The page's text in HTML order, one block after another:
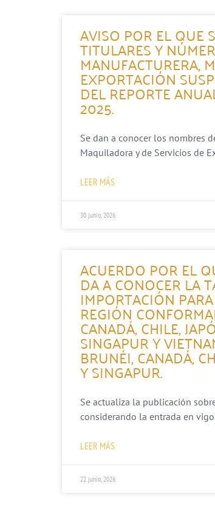
AVISO POR EL QUE
TITULARES Y
MANUFACTURERA,
EXPORTACIÓN
DEL REPORTE
2025.
Se dan a conocer los nombres
Maquiladora y de Servicios de
LEER MÁS
30 junio, 2026
ACUERDO POR EL
DA A CONOCER LA
IMPORTACIÓN
REGIÓN
CANADÁ, CHILE,
SINGAPUR Y
BRUNÉI, CANADÁ,
Y SINGAPUR.
Se actualiza la publicación
considerando la entrada en
LEER MÁS
22 junio, 2026